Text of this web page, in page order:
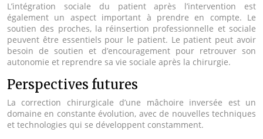
L’intégration sociale du patient après l’intervention est
également un aspect important à prendre en compte. Le
soutien des proches, la réinsertion professionnelle et sociale
peuvent être essentiels pour le patient. Le patient peut avoir
besoin de soutien et d’encouragement pour retrouver son
autonomie et reprendre sa vie sociale après la chirurgie.
Perspectives futures
La correction chirurgicale d’une mâchoire inversée est un
domaine en constante évolution, avec de nouvelles techniques
et technologies qui se développent constamment.